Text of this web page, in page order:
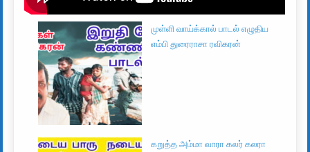
முள்ளி வாய்க்கால் பாடல் எழுதிய
எம்பி துரைராசா ரவிகரன்
கறுத்த அம்மா வாரா கலர் கலரா